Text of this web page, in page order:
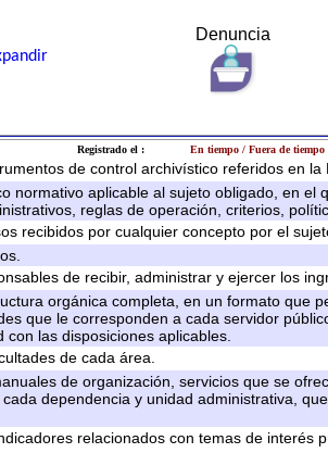
Denuncia
Registrado el : En tiempo / Fuera de tiempo
de control archivístico referidos en
normativo aplicable al sujeto obligado, en
reglas de operación, criterios,
recibidos por cualquier concepto por el
de recibir, administrar y ejercer los
orgánica completa, en un formato que
que le corresponden a cada servidor
con las disposiciones aplicables.
de cada área.
de organización, servicios que se
dependencia y unidad administrativa,
relacionados con temas de interés